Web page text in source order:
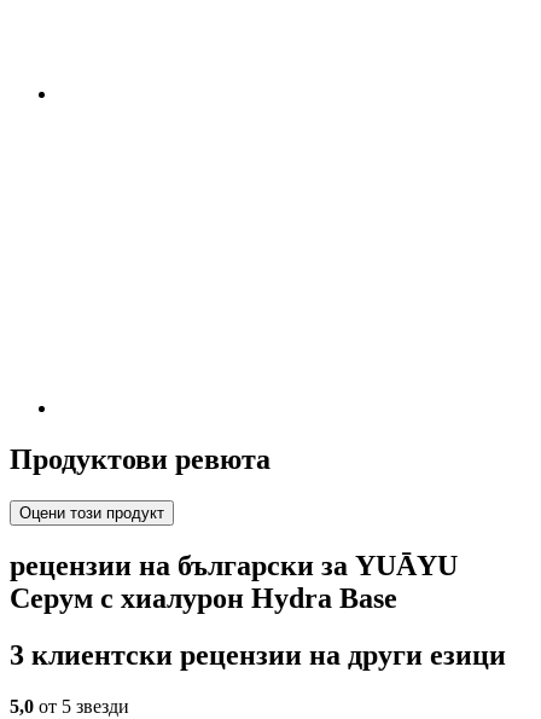
Продуктови ревюта
Оцени този продукт
рецензии на български за YUĀYU
Серум с хиалурон Hydra Base
3 клиентски рецензии на други езици
5,0 от 5 звезди